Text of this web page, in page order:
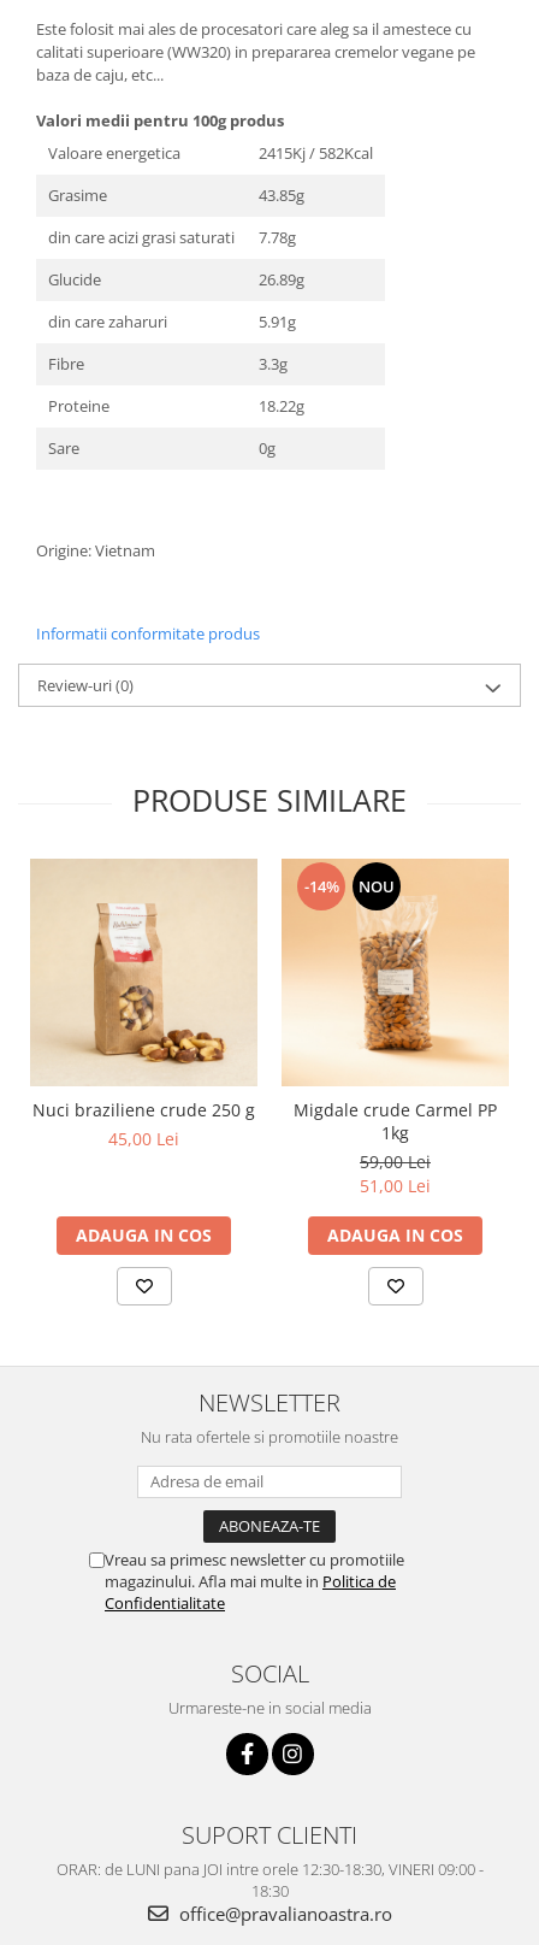
Este folosit mai ales de procesatori care aleg sa il amestece cu
calitati superioare (WW320) in prepararea cremelor vegane pe
baza de caju, etc...
Valori medii pentru 100g produs
Valoare energetica
2415Kj / 582Kcal
Grasime
43.85g
din care acizi grasi saturati
7.78g
Glucide
26.89g
din care zaharuri
5.91g
Fibre
3.3g
Proteine
18.22g
Sare
0g
Origine: Vietnam
Informatii conformitate produs
Review-uri(0)
PRODUSE SIMILARE
Nuci braziliene crude 250 g
45,00 Lei
ADAUGA IN COS
-14% NOU
Migdale crude Carmel PP
1kg
59,00 Lei
51,00 Lei
ADAUGA IN COS
NEWSLETTER
Nu rata ofertele si promotiile noastre
Vreau sa primesc newsletter cu promotiile
magazinului. Afla mai multe in Politica de
Confidentialitate
SOCIAL
Urmareste-ne in social media
SUPORT CLIENTI
ORAR: de LUNI pana JOI intre orele 12:30-18:30, VINERI 09:00 -
18:30
office@pravalianoastra.ro